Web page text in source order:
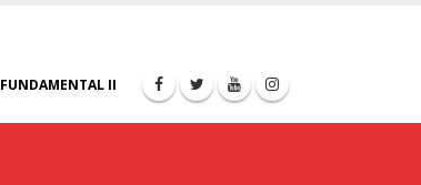
FUNDAMENTAL II